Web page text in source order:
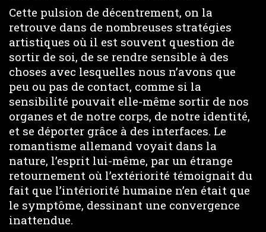
Cette pulsion de décentrement, on la
retrouve dans de nombreuses stratégies
artistiques où il est souvent question de
sortir de soi, de se rendre sensible à des
choses avec lesquelles nous n’avons que
peu ou pas de contact, comme si la
sensibilité pouvait elle-même sortir de nos
organes et de notre corps, de notre identité,
et se déporter grâce à des interfaces. Le
romantisme allemand voyait dans la
nature, l’esprit lui-même, par un étrange
retournement où l’extériorité témoignait du
fait que l’intériorité humaine n’en était que
le symptôme, dessinant une convergence
inattendue.